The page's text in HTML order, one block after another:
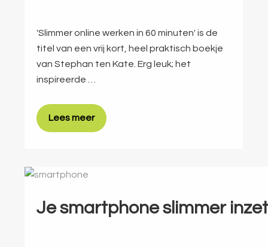
'Slimmer online werken in 60 minuten' is de
titel van een vrij kort, heel praktisch boekje
van Stephan ten Kate. Erg leuk; het
inspireerde …
Lees meer
Je smartphone slimmer